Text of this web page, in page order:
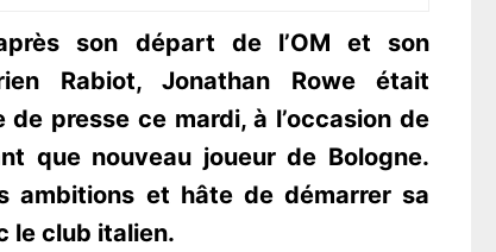
son départ de l’OM et son
Rabiot, Jonathan Rowe était
presse ce mardi, à l’occasion de
que nouveau joueur de Bologne.
ambitions et hâte de démarrer sa
le club italien.